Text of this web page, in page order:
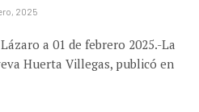
2025
a 01 de febrero 2025.-La
Huerta Villegas, publicó en